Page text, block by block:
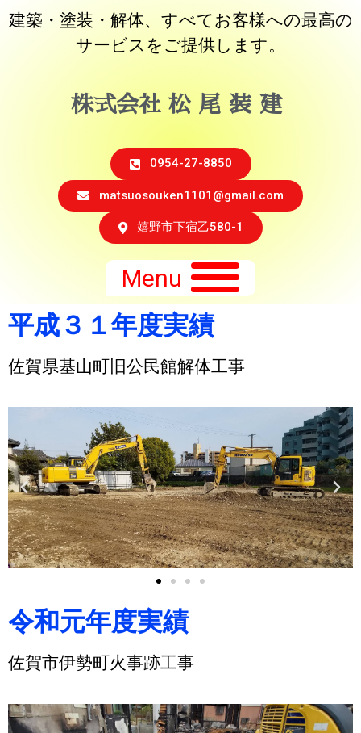
建築・塗装・解体、すべてお客様への最高の
サービスをご提供します。
株式会社 松 尾 装 建
0954-27-8850
matsuosouken1101@gmail.com
嬉野市下宿乙580-1
Menu
平成３１年度実績
佐賀県基山町旧公民館解体工事
令和元年度実績
佐賀市伊勢町火事跡工事